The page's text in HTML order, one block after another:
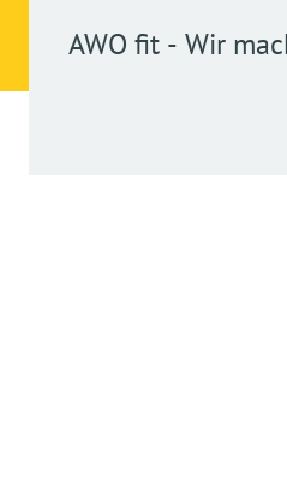
AWO fit - Wir